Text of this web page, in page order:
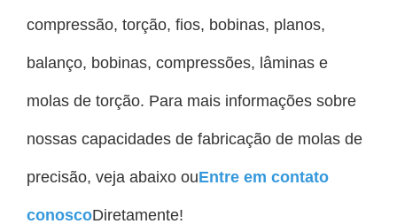
compressão, torção, fios, bobinas, planos,
balanço, bobinas, compressões, lâminas e
molas de torção. Para mais informações sobre
nossas capacidades de fabricação de molas de
precisão, veja abaixo ouEntre em contato
conoscoDiretamente!